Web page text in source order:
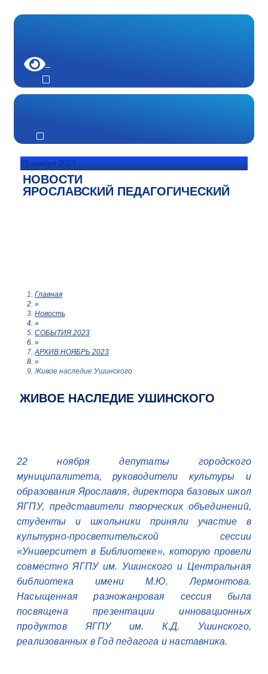
23 ноября 2023
НОВОСТИ
ЯРОСЛАВСКИЙ ПЕДАГОГИЧЕСКИЙ
Главная
»
Новость
»
СОБЫТИЯ 2023
»
АРХИВ НОЯБРЬ 2023
»
Живое наследие Ушинского
ЖИВОЕ НАСЛЕДИЕ УШИНСКОГО
22 ноября депутаты городского
муниципалитета, руководители культуры и
образования Ярославля, директора базовых школ
ЯГПУ, представители творческих объединений,
студенты и школьники приняли участие в
культурно-просветительской сессии
«Университет в Библиотеке», которую провели
совместно ЯГПУ им. Ушинского и Центральная
библиотека имени М.Ю. Лермонтова.
Насыщенная разножанровая сессия была
посвящена презентации инновационных
продуктов ЯГПУ им. К.Д. Ушинского,
реализованных в Год педагога и наставника.